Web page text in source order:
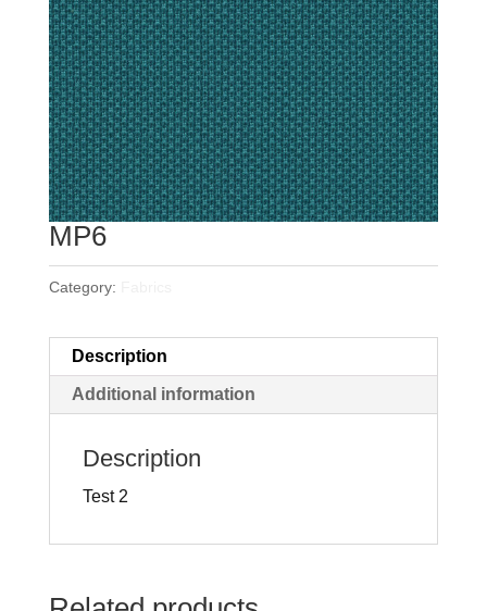
MP6
Category:
Description
Additional information
Description
Test 2